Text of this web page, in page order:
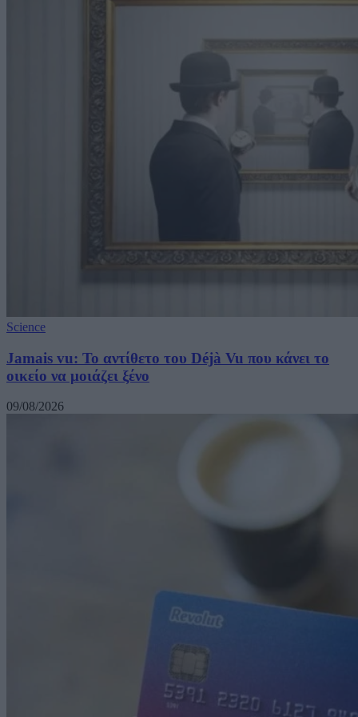
Science
Jamais vu: Το αντίθετο του Déjà Vu που κάνει το
οικείο να μοιάζει ξένο
09/08/2026